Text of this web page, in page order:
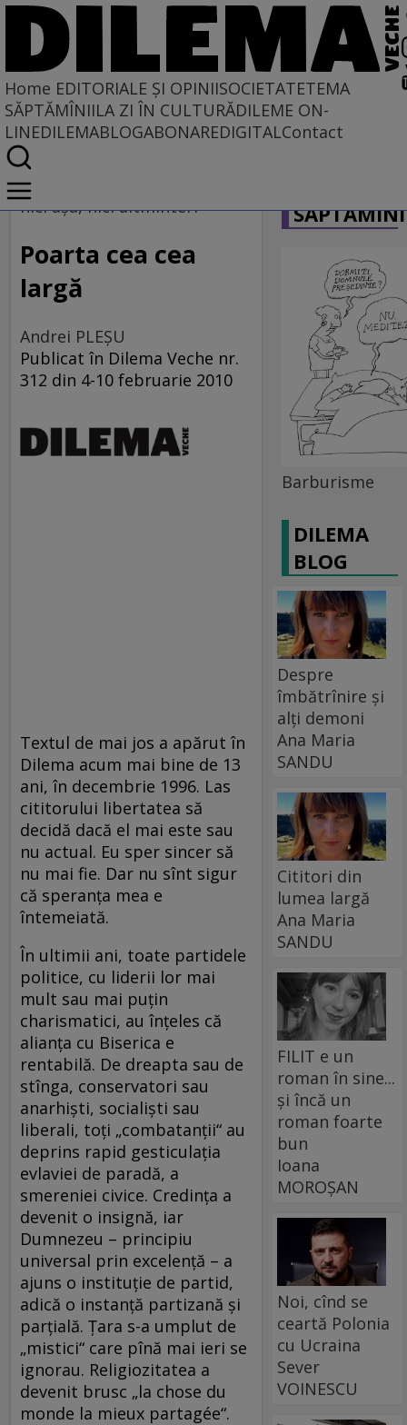
Home EDITORIALE ȘI OPINIISOCIETATETEMA
SĂPTĂMÎNIILA ZI ÎN CULTURĂDILEME ON-
LINEDILEMABLOGABONAREDIGITALContact
Home
EDITORIALE ȘI OPINII
SITUAȚIUNEA
nici aşa, nici altminteri
Poarta cea cea
largă
Andrei PLEŞU
Publicat în Dilema Veche nr.
312 din 4-10 februarie 2010
Textul de mai jos a apărut în
Dilema acum mai bine de 13
ani, în decembrie 1996. Las
cititorului libertatea să
decidă dacă el mai este sau
nu actual. Eu sper sincer să
nu mai fie. Dar nu sînt sigur
că speranţa mea e
întemeiată.
În ultimii ani, toate partidele
politice, cu liderii lor mai
mult sau mai puţin
charismatici, au înţeles că
alianţa cu Biserica e
rentabilă. De dreapta sau de
stînga, conservatori sau
anarhişti, socialişti sau
liberali, toţi „combatanţii“ au
deprins rapid gesticulaţia
evlaviei de paradă, a
smereniei civice. Credinţa a
devenit o insignă, iar
Dumnezeu – principiu
universal prin excelenţă – a
ajuns o instituţie de partid,
adică o instanţă partizană şi
parţială. Ţara s-a umplut de
„mistici“ care pînă mai ieri se
ignorau. Religiozitatea a
devenit brusc „la chose du
monde la mieux partagée“.
Barburisme
DILEMA
BLOG
Despre
îmbătrînire și
alți demoni
Ana Maria
SANDU
Cititori din
lumea largă
Ana Maria
SANDU
FILIT e un
roman în sine...
și încă un
roman foarte
bun
Ioana
MOROȘAN
Noi, cînd se
ceartă Polonia
cu Ucraina
Sever
VOINESCU